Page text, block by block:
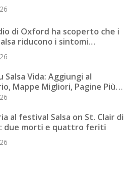
di Oxford ha scoperto che i
riducono i sintomi
nei giovani adulti
Salsa Vida: Aggiungi al
Mappe Migliori, Pagine Più
al festival Salsa on St. Clair di
due morti e quattro feriti